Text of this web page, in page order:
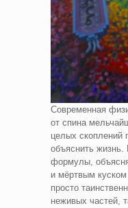
Современная
от спина
целых скоплений
объяснить жизнь.
формулы,
и мёртвым
просто
неживых частей,